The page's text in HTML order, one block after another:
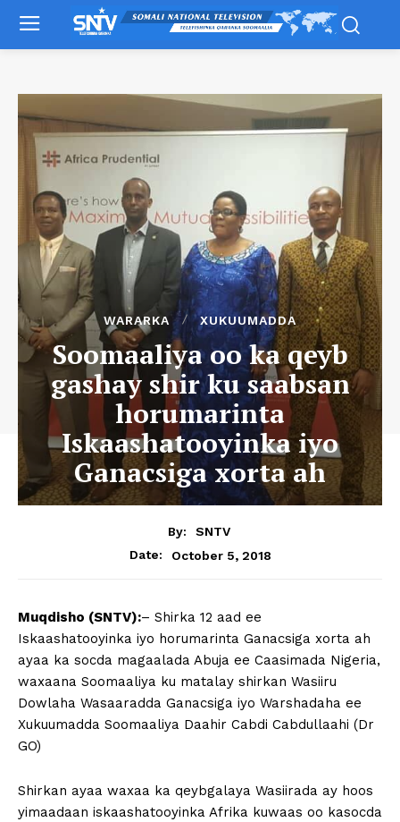
WARARKA XUKUUMADDA
Soomaaliya oo ka qeyb
gashay shir ku saabsan
horumarinta
Iskaashatooyinka iyo
Ganacsiga xorta ah
By:
SNTV
Date:
October 5, 2018
Muqdisho (SNTV):– Shirka 12 aad ee
Iskaashatooyinka iyo horumarinta Ganacsiga xorta ah
ayaa ka socda magaalada Abuja ee Caasimada Nigeria,
waxaana Soomaaliya ku matalay shirkan Wasiiru
Dowlaha Wasaaradda Ganacsiga iyo Warshadaha ee
Xukuumadda Soomaaliya Daahir Cabdi Cabdullaahi (Dr
GO)
Shirkan ayaa waxaa ka qeybgalaya Wasiirada ay hoos
yimaadaan iskaashatooyinka Afrika kuwaas oo kasocda